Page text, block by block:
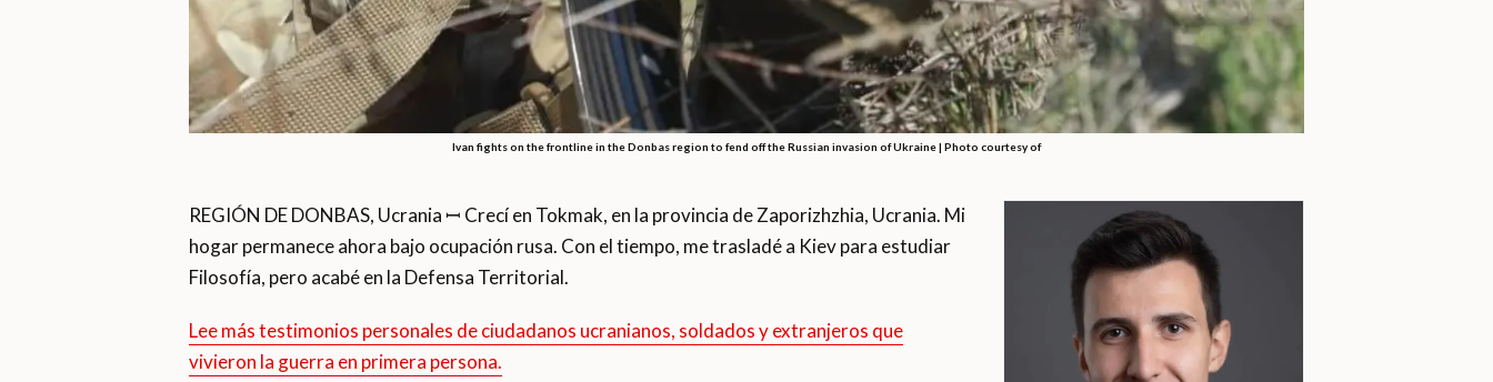
Ivan fights on the frontline in the Donbas region to fend off the Russian invasion of Ukraine | Photo courtesy of
REGIÓN DE DONBAS, Ucrania ꟷ Crecí en Tokmak, en la provincia de Zaporizhzhia, Ucrania. Mi
hogar permanece ahora bajo ocupación rusa. Con el tiempo, me trasladé a Kiev para estudiar
Filosofía, pero acabé en la Defensa Territorial.
Lee más testimonios personales de ciudadanos ucranianos, soldados y extranjeros que
vivieron la guerra en primera persona.